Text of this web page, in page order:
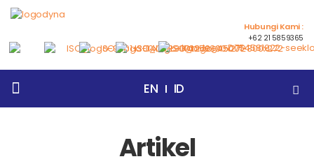
Hubungi Kami :
+62 21 5859365
EN ID
Artikel